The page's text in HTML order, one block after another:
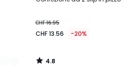
CHF 16.95
CHF 13.56 -20%
4.8
/